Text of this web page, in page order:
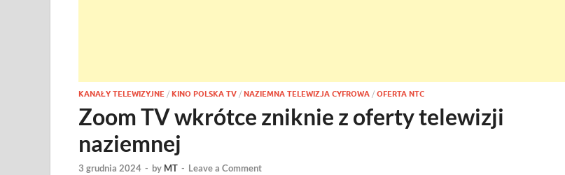
KANAŁY TELEWIZYJNE / KINO POLSKA TV / NAZIEMNA TELEWIZJA CYFROWA / OFERTA NTC
Zoom TV wkrótce zniknie z oferty telewizji
naziemnej
3 grudnia 2024 - by MT - Leave a Comment